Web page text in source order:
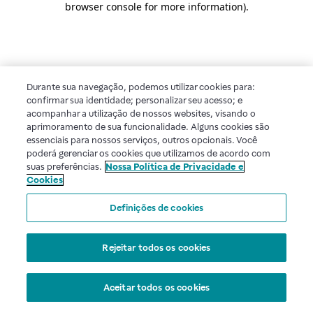
browser console for more information).
Durante sua navegação, podemos utilizar cookies para:
confirmar sua identidade; personalizar seu acesso; e
acompanhar a utilização de nossos websites, visando o
aprimoramento de sua funcionalidade. Alguns cookies são
essenciais para nossos serviços, outros opcionais. Você
poderá gerenciar os cookies que utilizamos de acordo com
suas preferências. Nossa Política de Privacidade e
Cookies
Definições de cookies
Rejeitar todos os cookies
Aceitar todos os cookies